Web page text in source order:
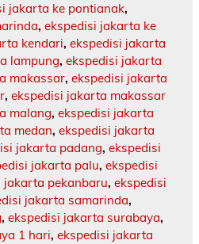
jakarta ke pontianak,
, ekspedisi jakarta ke
kendari, ekspedisi jakarta
lampung, ekspedisi jakarta
makassar, ekspedisi jakarta
, ekspedisi jakarta makassar
malang, ekspedisi jakarta
medan, ekspedisi jakarta
jakarta padang, ekspedisi
jakarta palu, ekspedisi
jakarta pekanbaru, ekspedisi
jakarta samarinda,
, ekspedisi jakarta surabaya,
1 hari, ekspedisi jakarta